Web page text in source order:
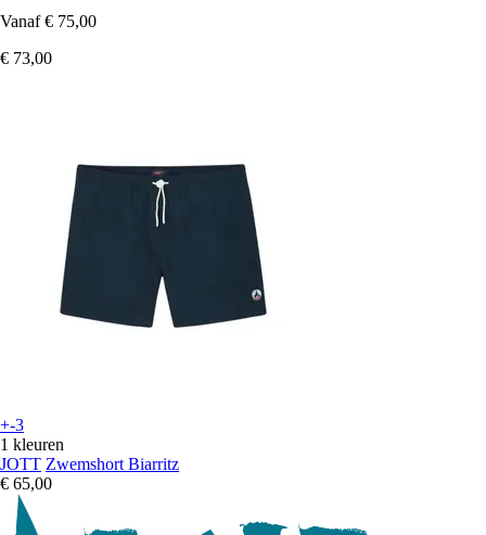
Vanaf € 75,00
€ 73,00
+-3
1 kleuren
JOTT Zwemshort Biarritz
€ 65,00